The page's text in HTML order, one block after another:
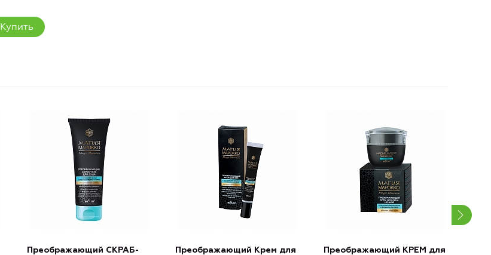
Купить
Преображающий СКРАБ-
Преображающий Крем для
Преображающий КРЕМ для